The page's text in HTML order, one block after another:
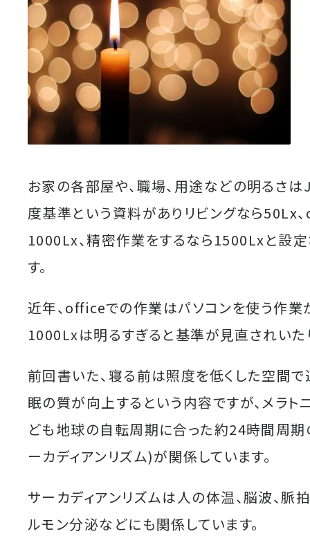
お家の各部屋や、職場、用途などの明るさ
度基準という資料がありリビングなら50Lx
1000Lx、精密作業をするなら1500Lxと設
す。
近年、officeでの作業はパソコンを使う作業
1000Lxは明るすぎると基準が見直されいた
前回書いた、寝る前は照度を低くした空間
眠の質が向上するという内容ですが、メラト
ども地球の自転周期に合った約24時間周期
ーカディアンリズム)が関係しています。
サーカディアンリズムは人の体温、脳波、脈
ルモン分泌などにも関係しています。